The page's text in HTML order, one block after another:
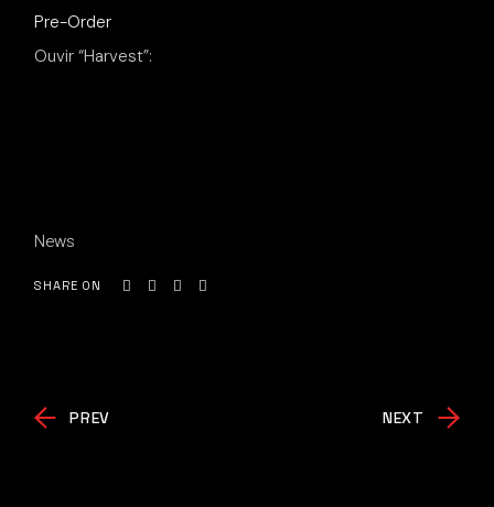
Pre-Order
Ouvir “Harvest”:
News
SHARE ON
PREV NEXT